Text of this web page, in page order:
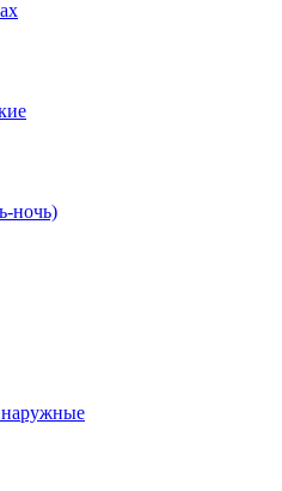
ночь)